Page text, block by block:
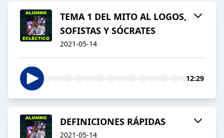
TEMA 1 DEL MITO AL LOGOS,
SOFISTAS Y SÓCRATES
2021-05-14
12:29
DEFINICIONES RÁPIDAS
2021-05-14